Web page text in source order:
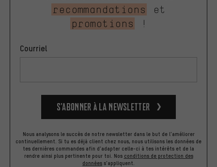
recommandations
et
promotions
!
Courriel
S’abonner à la newsletter
Nous analysons le succès de notre newsletter dans le but de l'améliorer
continuellement. Si tu es déjà client chez nous, nous utilisons les données de
tes dernières commandes afin d'adapter celle-ci à tes intérêts et de la
rendre ainsi plus pertinente pour toi. Nos conditions de protection des
données s'appliquent.